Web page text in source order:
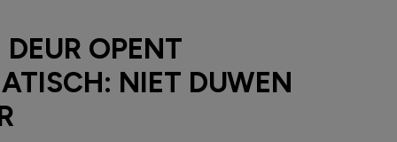
DEUR OPENT
NIET DUWEN